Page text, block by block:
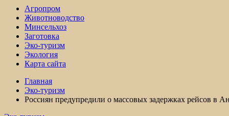
Агропром
Животноводство
Минсельхоз
Заготовка
Эко-туризм
Экология
Карта сайта
Главная
Эко-туризм
Россиян предупредили о массовых задержках рейсов в